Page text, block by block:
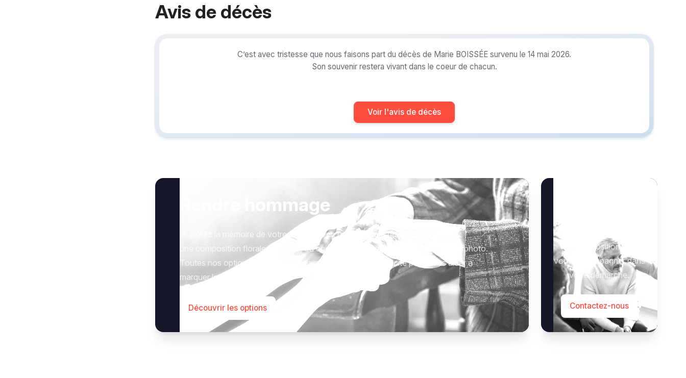
Avis de décès
C’est avec tristesse que nous faisons part du décès de Marie BOISSÉE survenu le 14 mai 2026.
Son souvenir restera vivant dans le coeur de chacun.
Voir l'avis de décès
Rendre hommage
Honorez la mémoire de votre proche avec un hommage qui vous ressemble :
une composition florale, un arbre, ou encore un message accompagné d'une photo.
Toutes nos options sont présentées avec respect et simplicité pour vous aider à
marquer le geste qui compte.
Découvrir les options
votre disposition pour
vous accompagner dans
votre démarche.
Contactez-nous